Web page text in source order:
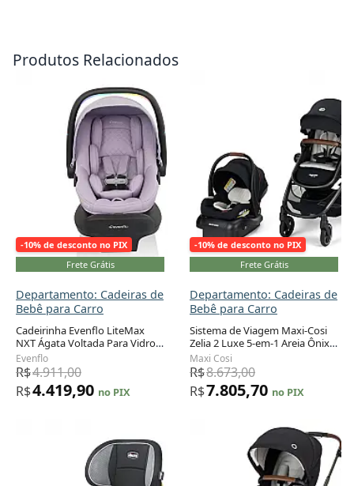
Produtos Relacionados
-10% de desconto no PIX
Frete Grátis
Departamento: Cadeiras de
Bebê para Carro
Cadeirinha Evenflo LiteMax
NXT Ágata Voltada Para Vidro
Traseiro com Tecnologia
SensorySoothe 1,4 a 13,6 kg
Evenflo
R$4.911,00
R$4.419,90 no PIX
-10% de desconto no PIX
Frete Grátis
Departamento: Cadeiras de
Bebê para Carro
Sistema de Viagem Maxi-Cosi
Zelia 2 Luxe 5-em-1 Areia Ônix
com Cadeirinha Bebê
Maxi Cosi
R$8.673,00
R$7.805,70 no PIX
Adicionar ao carrinho Adicionar ao carrinho